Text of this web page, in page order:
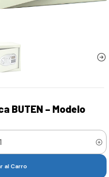
BUTEN – Modelo
al Carro